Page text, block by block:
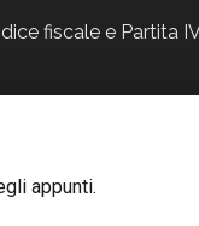
fiscale e Partita
appunti.